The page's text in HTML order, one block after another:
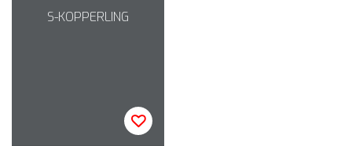
S-KOPPERLING